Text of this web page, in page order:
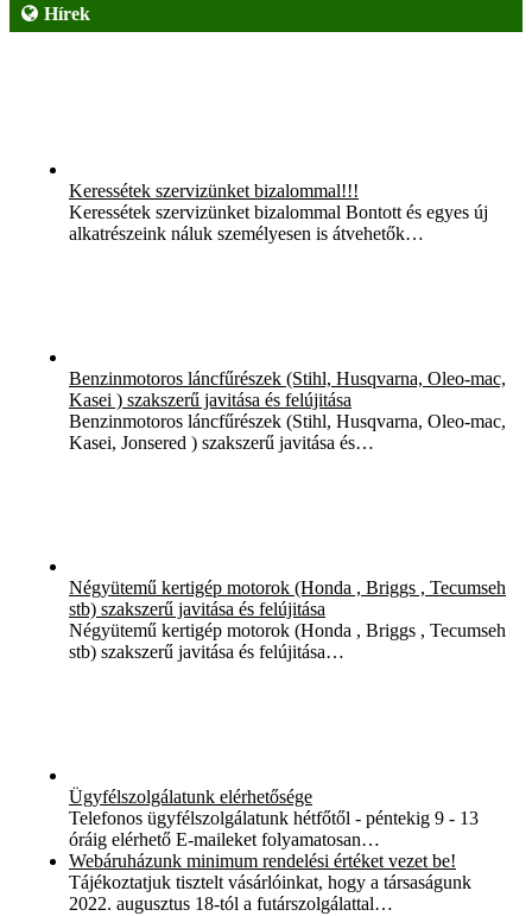
Hírek
Keressétek szervizünket bizalommal!!!
Keressétek szervizünket bizalommal Bontott és egyes új
alkatrészeink náluk személyesen is átvehetők…
Benzinmotoros láncfűrészek (Stihl, Husqvarna, Oleo-mac,
Kasei ) szakszerű javitása és felújitása
Benzinmotoros láncfűrészek (Stihl, Husqvarna, Oleo-mac,
Kasei, Jonsered ) szakszerű javitása és…
Négyütemű kertigép motorok (Honda , Briggs , Tecumseh
stb) szakszerű javitása és felújitása
Négyütemű kertigép motorok (Honda , Briggs , Tecumseh
stb) szakszerű javitása és felújitása…
Ügyfélszolgálatunk elérhetősége
Telefonos ügyfélszolgálatunk hétfőtől - péntekig 9 - 13
óráig elérhető E-maileket folyamatosan…
Webáruházunk minimum rendelési értéket vezet be!
Tájékoztatjuk tisztelt vásárlóinkat, hogy a társaságunk
2022. augusztus 18-tól a futárszolgálattal…